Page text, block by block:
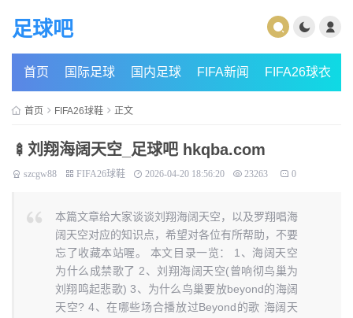
足球吧
首页 国际足球 国内足球 FIFA新闻 FIFA26球衣
首页 FIFA26球鞋 正文
🍢刘翔海阔天空_足球吧 hkqba.com
szcgw88 FIFA26球鞋 2026-04-20 18:56:20 23263 0
本篇文章给大家谈谈刘翔海阔天空，以及罗翔唱海
阔天空对应的知识点，希望对各位有所帮助，不要
忘了收藏本站喔。 本文目录一览： 1、海阔天空
为什么成禁歌了 2、刘翔海阔天空(曾响彻鸟巢为
刘翔鸣起悲歌) 3、为什么鸟巢要放beyond的海阔
天空? 4、在哪些场合播放过Beyond的歌 海阔天